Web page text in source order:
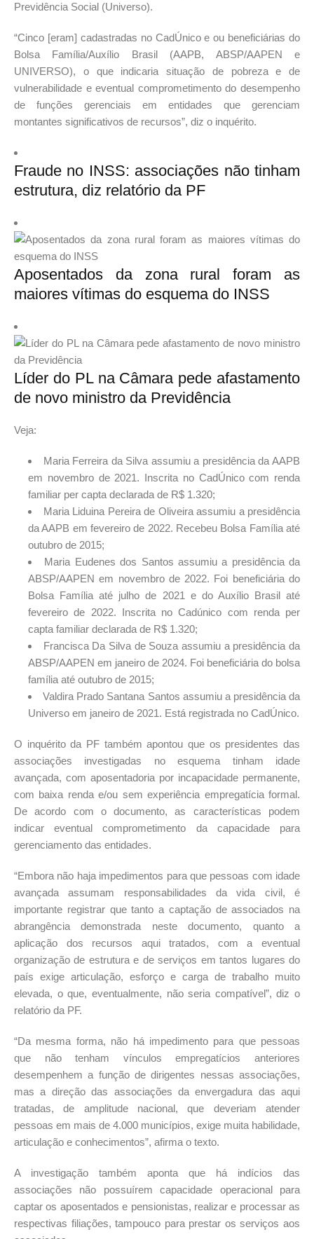
Previdência Social (Universo).
“Cinco [eram] cadastradas no CadÚnico e ou beneficiárias do
Bolsa Família/Auxílio Brasil (AAPB, ABSP/AAPEN e
UNIVERSO), o que indicaria situação de pobreza e de
vulnerabilidade e eventual comprometimento do desempenho
de funções gerenciais em entidades que gerenciam
montantes significativos de recursos”, diz o inquérito.
Fraude no INSS: associações não tinham
estrutura, diz relatório da PF
Aposentados da zona rural foram as
maiores vítimas do esquema do INSS
Líder do PL na Câmara pede afastamento
de novo ministro da Previdência
Veja:
Maria Ferreira da Silva assumiu a presidência da AAPB
em novembro de 2021. Inscrita no CadÚnico com renda
familiar per capta declarada de R$ 1.320;
Maria Liduina Pereira de Oliveira assumiu a presidência
da AAPB em fevereiro de 2022. Recebeu Bolsa Família até
outubro de 2015;
Maria Eudenes dos Santos assumiu a presidência da
ABSP/AAPEN em novembro de 2022. Foi beneficiária do
Bolsa Família até julho de 2021 e do Auxílio Brasil até
fevereiro de 2022. Inscrita no Cadúnico com renda per
capta familiar declarada de R$ 1.320;
Francisca Da Silva de Souza assumiu a presidência da
ABSP/AAPEN em janeiro de 2024. Foi beneficiária do bolsa
família até outubro de 2015;
Valdira Prado Santana Santos assumiu a presidência da
Universo em janeiro de 2021. Está registrada no CadÚnico.
O inquérito da PF também apontou que os presidentes das
associações investigadas no esquema tinham idade
avançada, com aposentadoria por incapacidade permanente,
com baixa renda e/ou sem experiência empregatícia formal.
De acordo com o documento, as características podem
indicar eventual comprometimento da capacidade para
gerenciamento das entidades.
“Embora não haja impedimentos para que pessoas com idade
avançada assumam responsabilidades da vida civil, é
importante registrar que tanto a captação de associados na
abrangência demonstrada neste documento, quanto a
aplicação dos recursos aqui tratados, com a eventual
organização de estrutura e de serviços em tantos lugares do
país exige articulação, esforço e carga de trabalho muito
elevada, o que, eventualmente, não seria compatível”, diz o
relatório da PF.
“Da mesma forma, não há impedimento para que pessoas
que não tenham vínculos empregatícios anteriores
desempenhem a função de dirigentes nessas associações,
mas a direção das associações da envergadura das aqui
tratadas, de amplitude nacional, que deveriam atender
pessoas em mais de 4.000 municípios, exige muita habilidade,
articulação e conhecimentos”, afirma o texto.
A investigação também aponta que há indícios das
associações não possuírem capacidade operacional para
captar os aposentados e pensionistas, realizar e processar as
respectivas filiações, tampouco para prestar os serviços aos